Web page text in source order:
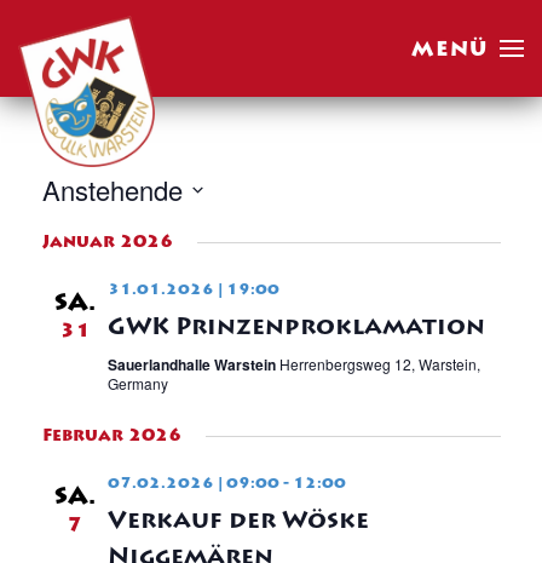
Skip to main content MENÜ
Anstehende
wählen.
Januar 2026
SA.
31
31.01.2026 | 19:00
GWK Prinzenproklamation
Sauerlandhalle Warstein Herrenbergsweg 12, Warstein,
Germany
Februar 2026
SA.
7
07.02.2026 | 09:00- 12:00
Verkauf der Wöske
Niggemären